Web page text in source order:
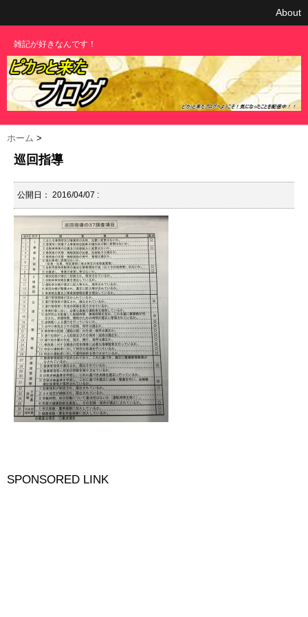
About
雑記が好きなんです！
ホーム >
巡回指導
公開日： 2016/04/07 :
SPONSORED LINK